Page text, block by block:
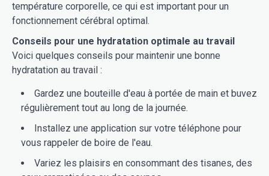
température corporelle, ce qui est important pour un
fonctionnement cérébral optimal.
Conseils pour une hydratation optimale au travail
Voici quelques conseils pour maintenir une bonne
hydratation au travail :
Gardez une bouteille d'eau à portée de main et buvez
régulièrement tout au long de la journée.
Installez une application sur votre téléphone pour
vous rappeler de boire de l'eau.
Variez les plaisirs en consommant des tisanes, des